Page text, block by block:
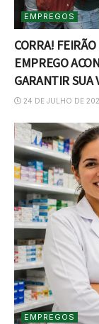
EMPREGOS
CORRA!
EMPREGO
GARANTIR SUA
24 DE JULHO DE
EMPREGOS